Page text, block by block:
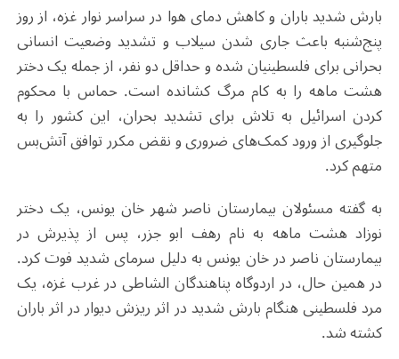
بارش شدید باران و کاهش دمای هوا در سراسر نوار غزه، از روز
پنج‌شنبه باعث جاری شدن سیلاب و تشدید وضعیت انسانی
بحرانی برای فلسطینیان شده و حداقل دو نفر، از جمله یک دختر
هشت ماهه را به کام مرگ کشانده است. حماس با محکوم
کردن اسرائیل به تلاش برای تشدید بحران، این کشور را به
جلوگیری از ورود کمک‌های ضروری و نقض مکرر توافق‌ آتش‌بس
متهم کرد.
به گفته مسئولان بیمارستان ناصر شهر خان یونس، یک دختر
نوزاد هشت ماهه به نام رهف ابو جزر، پس از پذیرش در
بیمارستان ناصر در خان یونس به دلیل سرمای شدید فوت کرد.
در همین حال، در اردوگاه پناهندگان الشاطی در غرب غزه، یک
مرد فلسطینی هنگام بارش شدید در اثر ریزش دیوار در اثر باران
کشته شد.